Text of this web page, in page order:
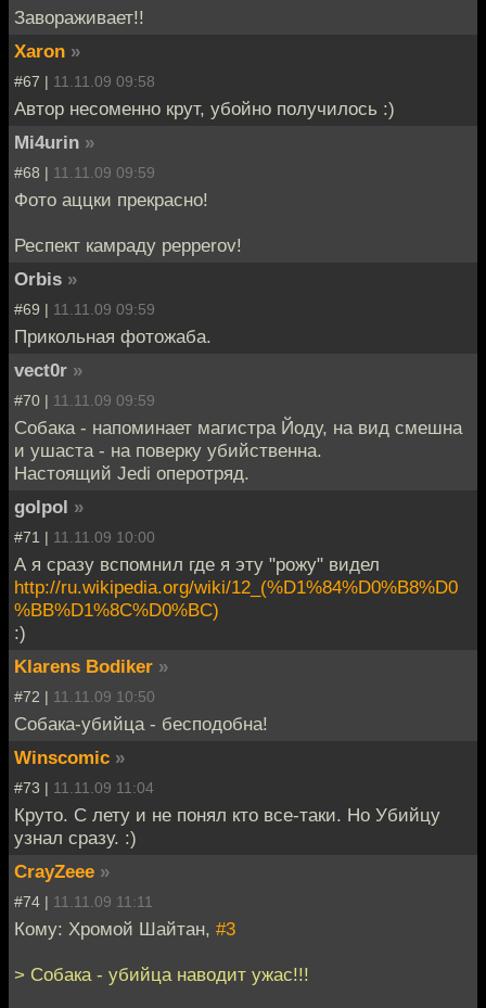
Завораживает!!
Xaron »
#67 | 11.11.09 09:58
Автор несоменно крут, убойно получилось :)
Mi4urin »
#68 | 11.11.09 09:59
Фото аццки прекрасно!
Респект камраду pepperov!
Orbis »
#69 | 11.11.09 09:59
Прикольная фотожаба.
vect0r »
#70 | 11.11.09 09:59
Собака - напоминает магистра Йоду, на вид смешна
и ушаста - на поверку убийственна.
Настоящий Jedi оперотряд.
golpol »
#71 | 11.11.09 10:00
А я сразу вспомнил где я эту "рожу" видел
http://ru.wikipedia.org/wiki/12_(%D1%84%D0%B8%D0
%BB%D1%8C%D0%BC)
:)
Klarens Bodiker »
#72 | 11.11.09 10:50
Собака-убийца - бесподобна!
Winscomic »
#73 | 11.11.09 11:04
Круто. С лету и не понял кто все-таки. Но Убийцу
узнал сразу. :)
CrayZeee »
#74 | 11.11.09 11:11
Кому: Хромой Шайтан, #3
> Собака - убийца наводит ужас!!!